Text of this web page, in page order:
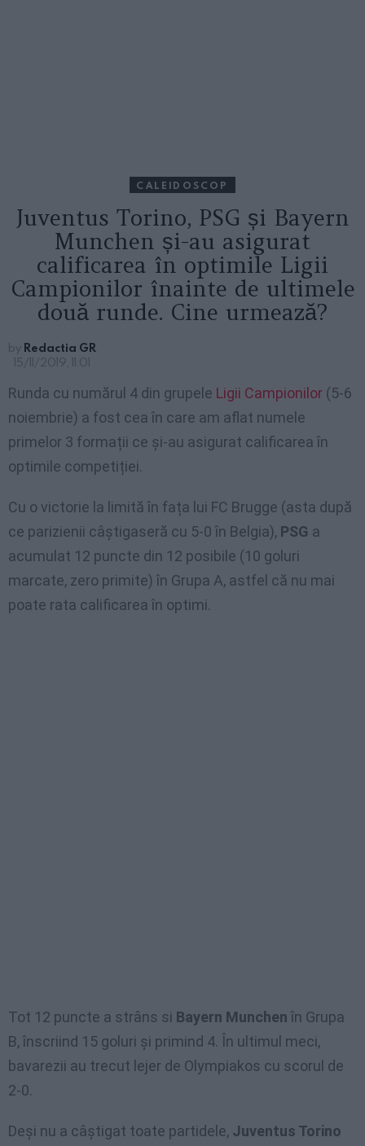
CALEIDOSCOP
Juventus Torino, PSG și Bayern
Munchen și-au asigurat
calificarea în optimile Ligii
Campionilor înainte de ultimele
două runde. Cine urmează?
by Redactia GR
15/11/2019, 11:01
Runda cu numărul 4 din grupele Ligii Campionilor (5-6
noiembrie) a fost cea în care am aflat numele
primelor 3 formații ce și-au asigurat calificarea în
optimile competiției.
Cu o victorie la limită în fața lui FC Brugge (asta după
ce parizienii câștigaseră cu 5-0 în Belgia), PSG a
acumulat 12 puncte din 12 posibile (10 goluri
marcate, zero primite) în Grupa A, astfel că nu mai
poate rata calificarea în optimi.
Tot 12 puncte a strâns si Bayern Munchen în Grupa
B, înscriind 15 goluri și primind 4. În ultimul meci,
bavarezii au trecut lejer de Olympiakos cu scorul de
2-0.
Deși nu a câștigat toate partidele, Juventus Torino